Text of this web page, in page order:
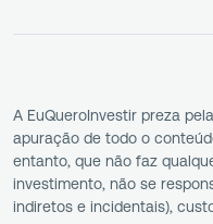
A EuQueroInvestir preza
apuração de todo o
entanto, que não faz
investimento, não se
indiretos e incidentais),